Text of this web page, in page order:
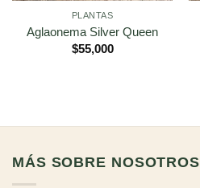
PLANTAS
Aglaonema Silver Queen
$55,000
MÁS SOBRE NOSOTROS